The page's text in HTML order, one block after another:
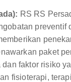
RS RS
paket
faktor risiko
fisioterapi,